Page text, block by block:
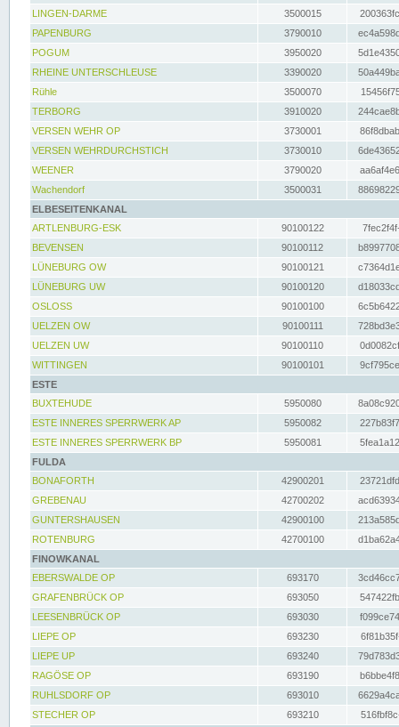
LINGEN-DARME
3500015
PAPENBURG
3790010
POGUM
3950020
RHEINE UNTERSCHLEUSE
3390020
Rühle
3500070
TERBORG
3910020
VERSEN WEHR OP
3730001
VERSEN WEHRDURCHSTICH
3730010
WEENER
3790020
Wachendorf
3500031
ELBESEITENKANAL
ARTLENBURG-ESK
90100122
BEVENSEN
90100112
LÜNEBURG OW
90100121
LÜNEBURG UW
90100120
OSLOSS
90100100
UELZEN OW
90100111
UELZEN UW
90100110
WITTINGEN
90100101
ESTE
BUXTEHUDE
5950080
ESTE INNERES SPERRWERK AP
5950082
ESTE INNERES SPERRWERK BP
5950081
FULDA
BONAFORTH
42900201
GREBENAU
42700202
GUNTERSHAUSEN
42900100
ROTENBURG
42700100
FINOWKANAL
EBERSWALDE OP
693170
GRAFENBRÜCK OP
693050
LEESENBRÜCK OP
693030
LIEPE OP
693230
LIEPE UP
693240
RAGÖSE OP
693190
RUHLSDORF OP
693010
STECHER OP
693210